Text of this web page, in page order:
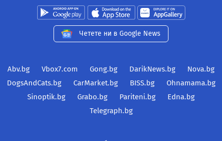
Четете ни в Google News
Abv.bg Vbox7.com Gong.bg DarikNews.bg
Nova.bg
DogsAndCats.bg
CarMarket.bg BISS.bg
Ohnamama.bg
Sinoptik.bg
Grabo.bg Pariteni.bg
Edna.bg
Telegraph.bg